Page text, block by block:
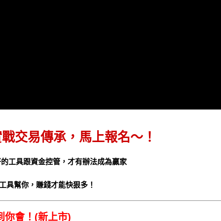
交易傳承，馬上報名～！
工具跟資金控管，才有辦法成為贏家
具幫你，賺錢才能快狠多！
你會！(新上市)